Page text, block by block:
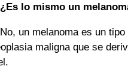
lo mismo un
un melanoma es un tipo
maligna que se